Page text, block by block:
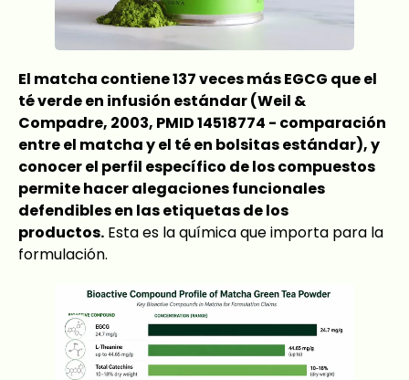
El matcha contiene 137 veces más EGCG que el
té verde en infusión estándar (Weil &
Compadre, 2003, PMID 14518774 - comparación
entre el matcha y el té en bolsitas estándar), y
conocer el perfil específico de los compuestos
permite hacer alegaciones funcionales
defendibles en las etiquetas de los
productos. Esta es la química que importa para la
formulación.